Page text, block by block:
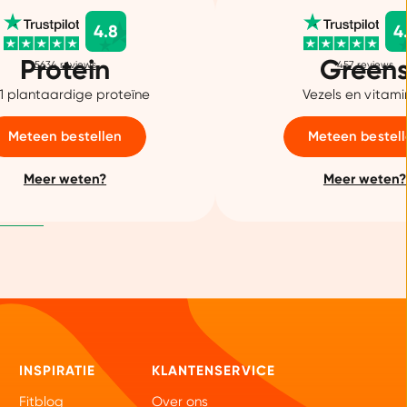
4.8
5634 reviews
Protein
1 plantaardige proteïne
Meteen bestellen
Meer weten?
457 reviews
Vezels en
Meteen
Meer weten?
INSPIRATIE
Fitblog
KLANTENSERVICE
Over ons